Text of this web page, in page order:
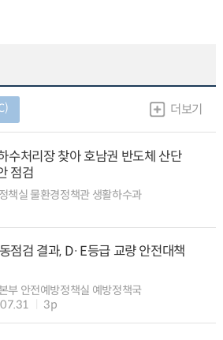
더보기
수처리장 찾아 호남권 반도체 산단
점검
책실 물환경정책관 생활하수과
점검 결과, D·E등급 교량 안전대책
부 안전예방정책실 예방정책국
3p